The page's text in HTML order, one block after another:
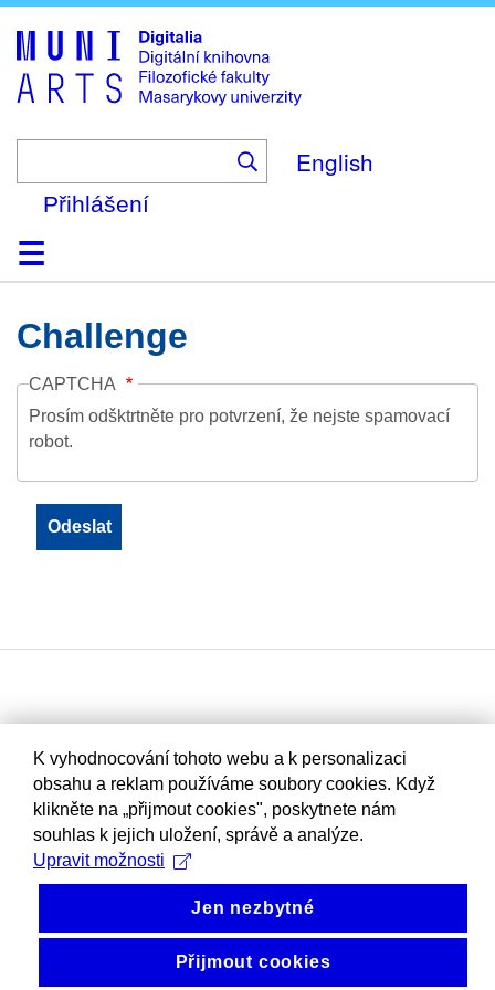
to
main
content
English
Přihlášení
DomůKolekce
Prohlížení
Vyhledávání
O platformě
Nápověda
KontaktDigitalia
Challenge
CAPTCHA
Prosím odšktrtněte pro potvrzení, že nejste spamovací
robot.
K vyhodnocování tohoto webu a k personalizaci
obsahu a reklam používáme soubory cookies. Když
klikněte na „přijmout cookies", poskytnete nám
souhlas k jejich uložení, správě a analýze.
Upravit možnosti
Jen nezbytné
Přijmout cookies